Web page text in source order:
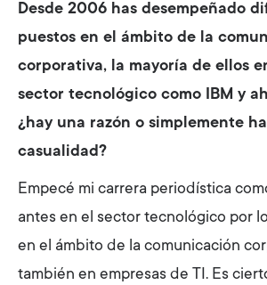
Desde 2006 has desempeñado
puestos en el ámbito de la
corporativa, la mayoría de ellos
sector tecnológico como IBM y
¿hay una razón o simplemente
casualidad?
Empecé mi carrera periodística
antes en el sector tecnológico por
en el ámbito de la comunicación
también en empresas de TI. Es